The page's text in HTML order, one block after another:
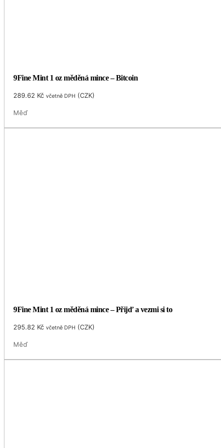
9Fine Mint 1 oz měděná mince – Bitcoin
289.62 Kč včetně DPH (CZK)
Měď
9Fine Mint 1 oz měděná mince – Přijď a vezmi si to
295.82 Kč včetně DPH (CZK)
Měď